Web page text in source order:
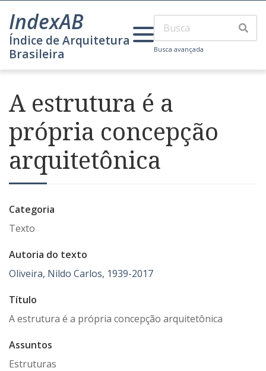
IndexAB
Índice de Arquitetura
Brasileira
Busca avançada
A estrutura é a
própria concepção
arquitetônica
Categoria
Texto
Autoria do texto
Oliveira, Nildo Carlos, 1939-2017
Título
A estrutura é a própria concepção arquitetônica
Assuntos
Estruturas